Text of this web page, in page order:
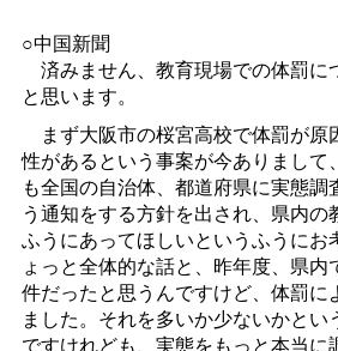
○中国新聞
済みません、教育現場での体罰に
と思います。
まず大阪市の桜宮高校で体罰が原
性があるという事案が今ありまして
も全国の自治体、都道府県に実態調
う通知をする方針を出され、県内の
ふうにあってほしいというふうにお
ょっと全体的な話と、昨年度、県内
件だったと思うんですけど、体罰に
ました。それを多いか少ないかとい
ですけれども、実態をもっと本当に